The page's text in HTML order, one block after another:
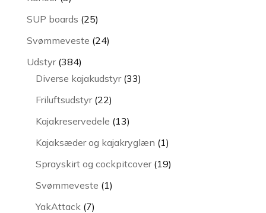
varer
SUP boards 2525
varer
Svømmeveste 2424
Udstyr 384384
varer
Diverse kajakudstyr 3333
Friluftsudstyr 2222
varer
Kajakreservedele 1313
varer
Kajaksæder og kajakryglæn 11
vare
Sprayskirt og cockpitcover 1919
Svømmeveste 11
YakAttack 77